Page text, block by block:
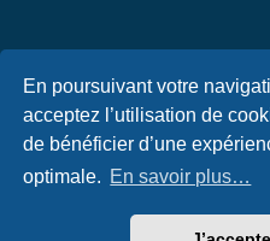
En poursuivant votre
acceptez l’utilisation de
de bénéficier d’une
optimale. En savoir plus…